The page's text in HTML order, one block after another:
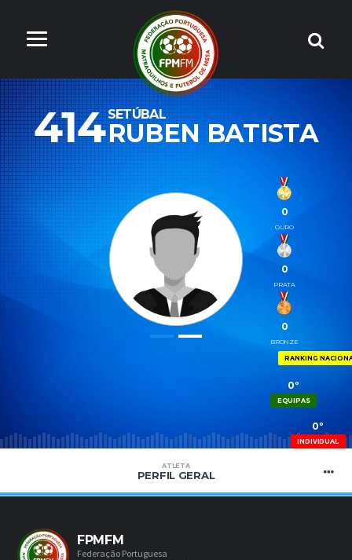
414SETÚBAL
RUBEN BATISTA
0
OURO
0
PRATA
0
BRONZE
RANKING
0º
EQUIPAS
0º
INDIVIDUAL
ATLETA
PERFIL GERAL
FPMFM
Federação Portuguesa